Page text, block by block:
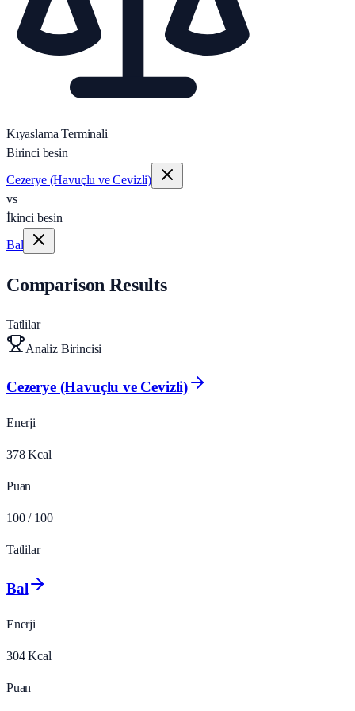
Kıyaslama Terminali
Birinci besin
Cezerye (Havuçlu ve Cevizli)
vs
İkinci besin
Bal
Comparison Results
Tatlilar
Analiz Birincisi
Cezerye (Havuçlu ve Cevizli)
Enerji
378 Kcal
Puan
100 / 100
Tatlilar
Bal
Enerji
304 Kcal
Puan